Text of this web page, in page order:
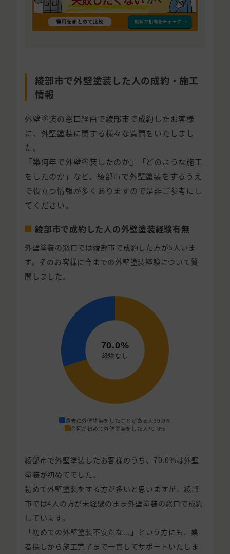
綾部市で外壁塗装した人の成約・施工
情報
外壁塗装の窓口経由で綾部市で成約したお客様
に、外壁塗装に関する様々な質問をいたしまし
た。
「築何年で外壁塗装したのか」「どのような施工
をしたのか」など、綾部市で外壁塗装をするうえ
で役立つ情報が多くありますので是非ご参考にし
てください。
綾部市で成約した人の外壁塗装経験有無
外壁塗装の窓口では綾部市で成約した方が5人いま
す。そのお客様に今までの外壁塗装経験について質
問しました。
過去に外壁塗装をしたことがある人 30.0%
今回が初めて外壁塗装をした人 70.0%
綾部市で外壁塗装したお客様のうち、70.0%は外壁
塗装が初めてでした。
初めて外壁塗装をする方が多いと思いますが、綾部
市では4人の方が未経験のまま外壁塗装の窓口で成約
しています。
「初めての外壁塗装不安だな...」という方にも、業
者探しから施工完了まで一貫してサポートいたしま